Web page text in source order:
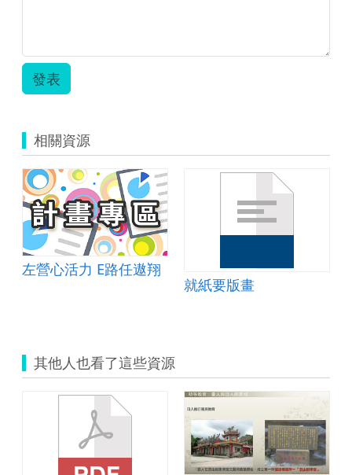
發表
相關資源
左營心活力 E路任遨翔
就紙要版畫
其他人也看了這些資源